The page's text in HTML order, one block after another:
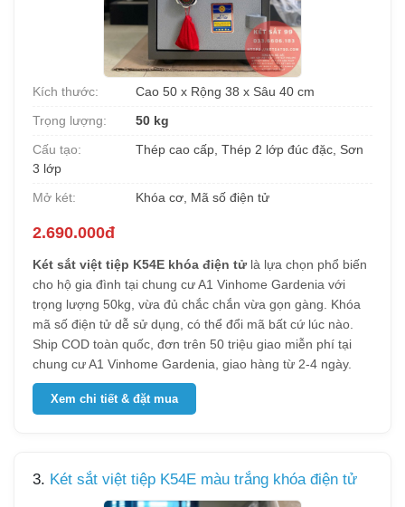
Kích thước:
Cao 50 x Rộng 38 x Sâu 40 cm
Trọng lượng:
50 kg
Cấu tạo:
Thép cao cấp, Thép 2 lớp đúc đặc, Sơn
3 lớp
Mở két:
Khóa cơ, Mã số điện tử
2.690.000đ
Két sắt việt tiệp K54E khóa điện tửlà lựa chọn phổ biến
cho hộ gia đình tại chung cư A1 Vinhome Gardenia với
trọng lượng 50kg, vừa đủ chắc chắn vừa gọn gàng. Khóa
mã số điện tử dễ sử dụng, có thể đổi mã bất cứ lúc nào.
Ship COD toàn quốc, đơn trên 50 triệu giao miễn phí tại
chung cư A1 Vinhome Gardenia, giao hàng từ 2-4 ngày.
Xem chi tiết & đặt mua
3. Két sắt việt tiệp K54E màu trắng khóa điện tử